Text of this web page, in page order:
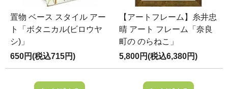
置物 ベース スタイル アー
ト「ボタニカル(ビロウヤ
シ)」
650円(税込715円)
【アートフレーム】糸井忠
晴 アート フレーム「奈良
町の のらねこ」
5,800円(税込6,380円)